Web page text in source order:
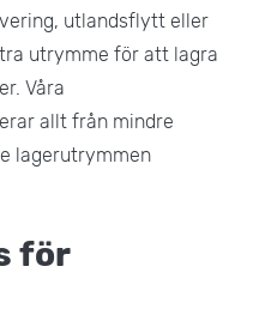
utlandsflytt eller
utrymme för att lagra
Våra
allt från mindre
lagerutrymmen
för